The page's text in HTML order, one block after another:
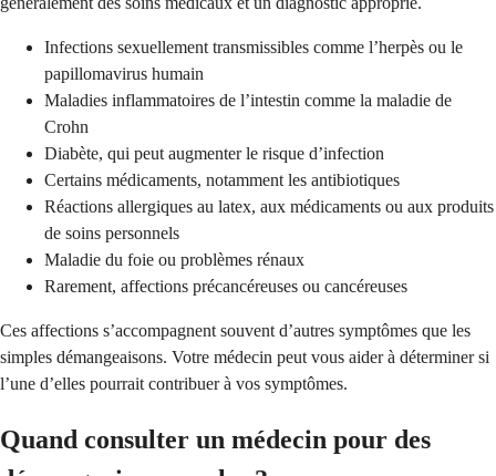
Infections sexuellement transmissibles comme l’herpès ou le
papillomavirus humain
Maladies inflammatoires de l’intestin comme la maladie de
Crohn
Diabète, qui peut augmenter le risque d’infection
Certains médicaments, notamment les antibiotiques
Réactions allergiques au latex, aux médicaments ou aux produits
de soins personnels
Maladie du foie ou problèmes rénaux
Rarement, affections précancéreuses ou cancéreuses
Ces affections s’accompagnent souvent d’autres symptômes que les
simples démangeaisons. Votre médecin peut vous aider à déterminer si
l’une d’elles pourrait contribuer à vos symptômes.
Quand consulter un médecin pour des